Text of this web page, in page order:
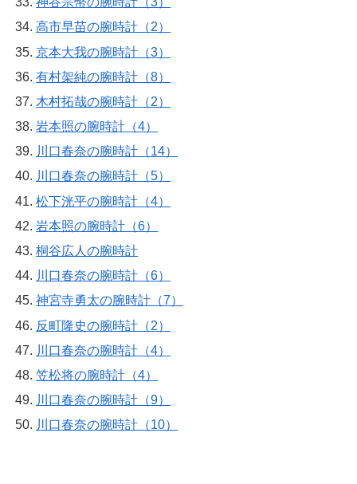
高市早苗の腕時計（2）
京本大我の腕時計（3）
有村架純の腕時計（8）
木村拓哉の腕時計（2）
岩本照の腕時計（4）
川口春奈の腕時計（14）
川口春奈の腕時計（5）
松下洸平の腕時計（4）
岩本照の腕時計（6）
桐谷広人の腕時計
川口春奈の腕時計（6）
神宮寺勇太の腕時計（7）
反町隆史の腕時計（2）
川口春奈の腕時計（4）
笠松将の腕時計（4）
川口春奈の腕時計（9）
川口春奈の腕時計（10）